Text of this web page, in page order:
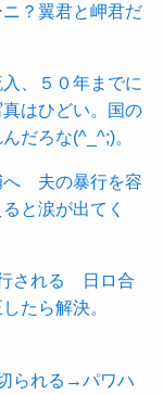
？翼君と岬君だ
、５０年までに
はひどい。国の
だろな(^_^;)。
へ 夫の暴行を容
と涙が出てく
される 日ロ合
たら解決。
られる→パワハ